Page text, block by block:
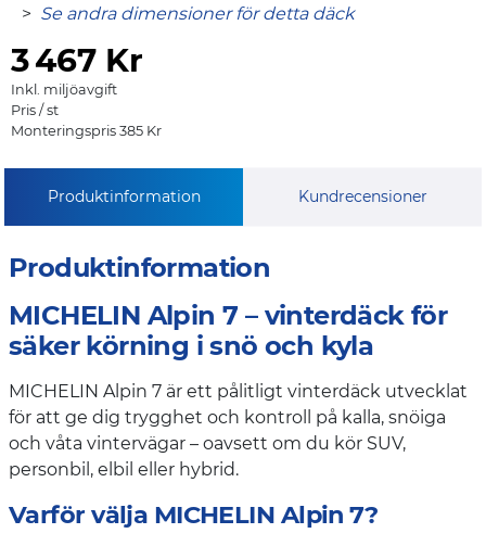
> Se andra dimensioner för detta däck
3467 Kr
Inkl. miljöavgift
Pris / st
Monteringspris 385 Kr
Produktinformation Kundrecensioner
Produktinformation
MICHELIN Alpin 7 – vinterdäck för
säker körning i snö och kyla
MICHELIN Alpin 7 är ett pålitligt vinterdäck utvecklat
för att ge dig trygghet och kontroll på kalla, snöiga
och våta vintervägar – oavsett om du kör SUV,
personbil, elbil eller hybrid.
Varför välja MICHELIN Alpin 7?